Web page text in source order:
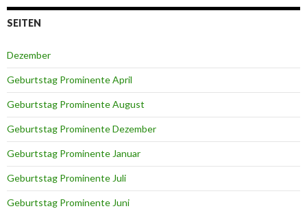
SEITEN
Dezember
Geburtstag Prominente April
Geburtstag Prominente August
Geburtstag Prominente Dezember
Geburtstag Prominente Januar
Geburtstag Prominente Juli
Geburtstag Prominente Juni